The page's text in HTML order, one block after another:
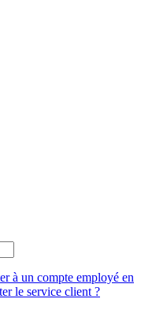
à un compte employé en
le service client ?